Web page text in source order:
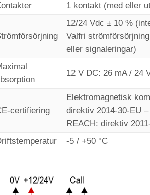
1 kontakt (med eller
12/24 Vdc ± 10 %
Valfri
eller signaleringar)
12 V DC: 26 mA / 24
certifiering
Elektromagnetisk
direktiv 2014-30-EU
REACH: direktiv
-5 / +50 °C